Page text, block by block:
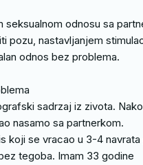
seksualnom odnosu sa
pozu, nastavljanjem
odnos bez problema.
sadrzaj iz zivota.
nasamo sa partnerkom.
koji se vracao u 3-4
tegoba. Imam 33 godine